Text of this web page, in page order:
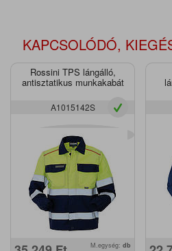
KAPCSOLÓDÓ,
Rossini TPS lángálló,
antisztatikus munkakabát
A1015142S
M.egység: db